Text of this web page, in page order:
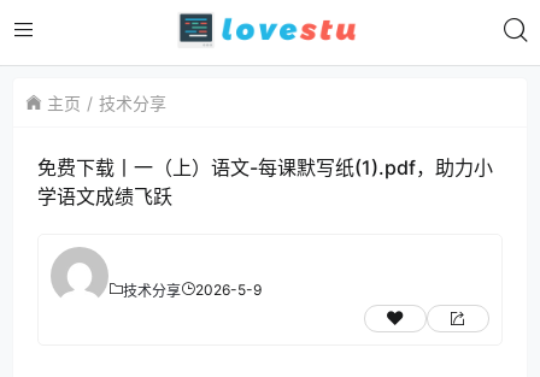
主页 技术分享
免费下载丨一（上）语文-每课默写纸(1).pdf，助力小
学语文成绩飞跃
技术分享 2026-5-9